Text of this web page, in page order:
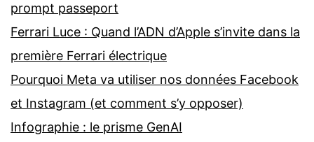
prompt passeport
Ferrari Luce : Quand l’ADN d’Apple s’invite dans la
première Ferrari électrique
Pourquoi Meta va utiliser nos données Facebook
et Instagram (et comment s’y opposer)
Infographie : le prisme GenAI